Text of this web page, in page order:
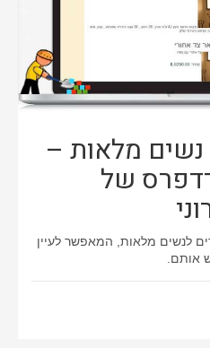
נשים מלאות –
של
לנשים מלאות, המאפשר לעיין
אותם.